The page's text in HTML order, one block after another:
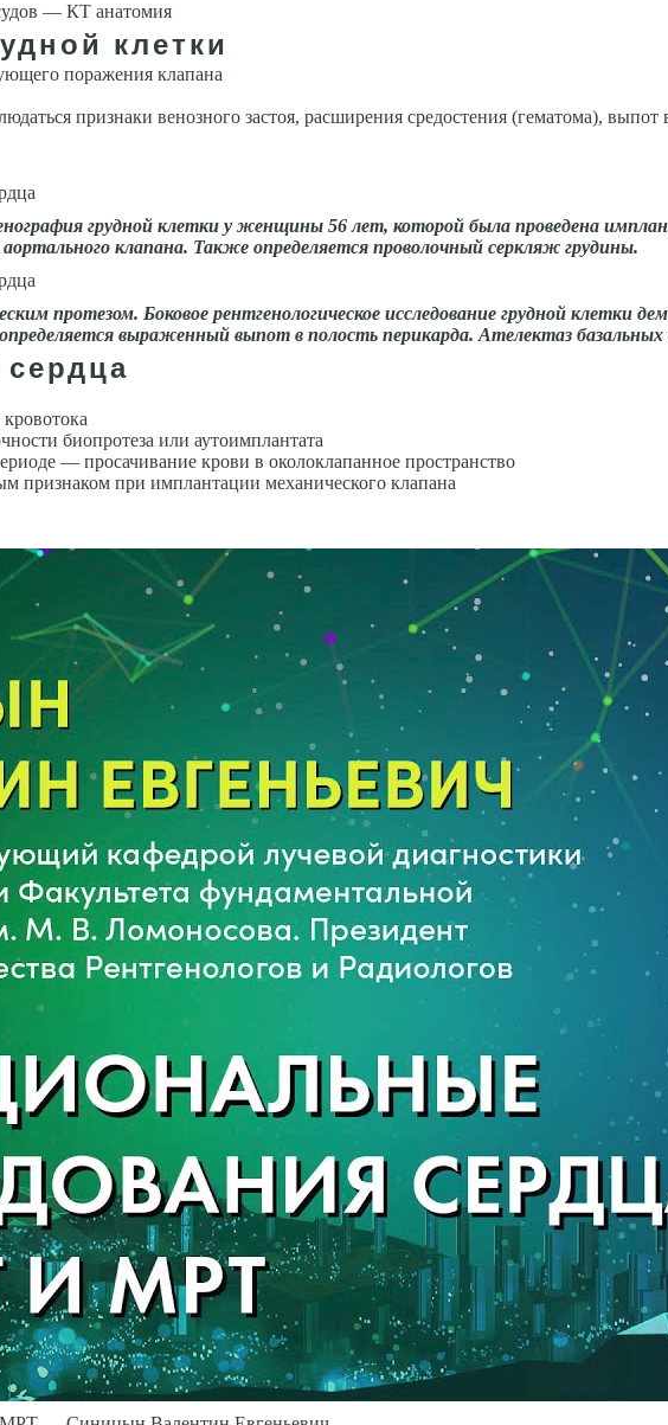
— КТ анатомия
клетки
поражения кла­пана
признаки венозного застоя, расширения средостения (гематома),
грудной клетки у женщины 56 лет, которой была проведена
клапана. Также определяется проволочный серкляж грудины.
протезом. Боковое рентгенологическое исследование грудной клетки
выраженный выпот в полость перикарда. Ателектаз
биопротеза или аутоимплантата
— просачивание крови в околоклапанное пространст­во
признаком при имплантации механического клапана